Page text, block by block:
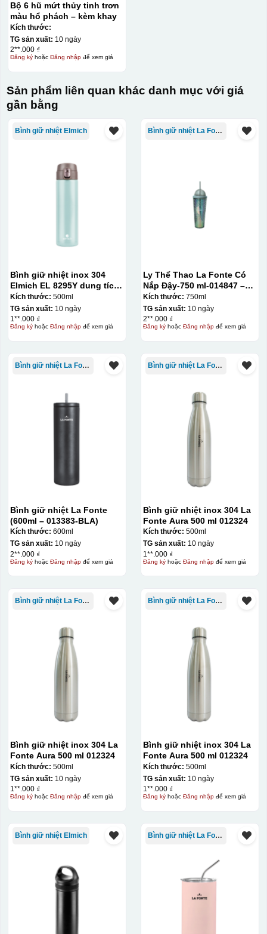
Hộp xi ly sứ
Bộ 6 hũ mứt thủy tinh trơn
màu hổ phách – kèm khay
Kích thước:
TG sản xuất: 10 ngày
2**.000 ₫
Đăng kýhoặc Đăng nhậpđể xem giá
Sản phẩm liên quan khác danh mục với giá
gần bằng
Bình giữ nhiệt Elmich
Bình giữ nhiệt inox 304
Elmich EL 8295Y dung tích
500ml
Kích thước: 500ml
TG sản xuất: 10 ngày
1**.000 ₫
Đăng kýhoặc Đăng nhậpđể xem giá
Bình giữ nhiệt La Fonte
Ly Thể Thao La Fonte Có
Nắp Đậy-750 ml-014847 –
GRA
Kích thước: 750ml
TG sản xuất: 10 ngày
2**.000 ₫
Đăng kýhoặc Đăng nhậpđể xem giá
Bình giữ nhiệt La Fonte
Bình giữ nhiệt La Fonte
(600ml – 013383-BLA)
Kích thước: 600ml
TG sản xuất: 10 ngày
2**.000 ₫
Đăng kýhoặc Đăng nhậpđể xem giá
Bình giữ nhiệt La Fonte
Bình giữ nhiệt inox 304 La
Fonte Aura 500 ml 012324
Kích thước: 500ml
TG sản xuất: 10 ngày
1**.000 ₫
Đăng kýhoặc Đăng nhậpđể xem giá
Bình giữ nhiệt La Fonte
Bình giữ nhiệt inox 304 La
Fonte Aura 500 ml 012324
Kích thước: 500ml
TG sản xuất: 10 ngày
1**.000 ₫
Đăng kýhoặc Đăng nhậpđể xem giá
Bình giữ nhiệt La Fonte
Bình giữ nhiệt inox 304 La
Fonte Aura 500 ml 012324
Kích thước: 500ml
TG sản xuất: 10 ngày
1**.000 ₫
Đăng kýhoặc Đăng nhậpđể xem giá
Bình giữ nhiệt Elmich Bình giữ nhiệt La Fonte